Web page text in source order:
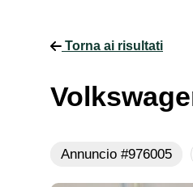
Torna ai risultati
Annuncio #976005